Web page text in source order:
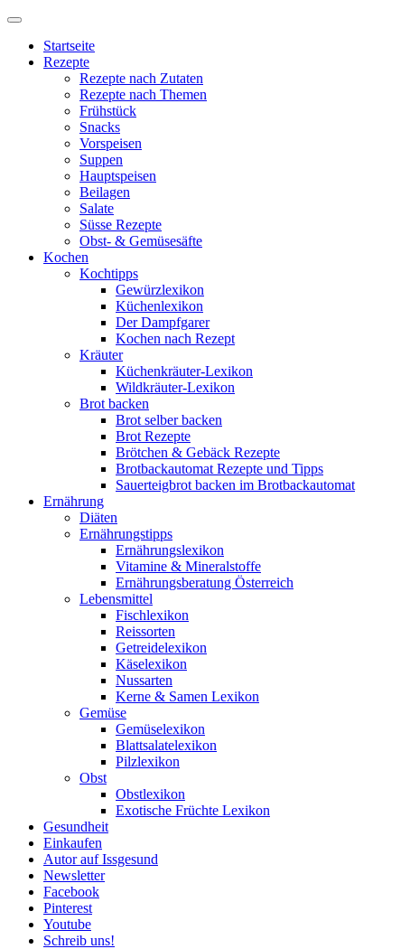
Startseite
Rezepte
Rezepte nach Zutaten
Rezepte nach Themen
Frühstück
Snacks
Vorspeisen
Suppen
Hauptspeisen
Beilagen
Salate
Süsse Rezepte
Obst- & Gemüsesäfte
Kochen
Kochtipps
Gewürzlexikon
Küchenlexikon
Der Dampfgarer
Kochen nach Rezept
Kräuter
Küchenkräuter-Lexikon
Wildkräuter-Lexikon
Brot backen
Brot selber backen
Brot Rezepte
Brötchen & Gebäck Rezepte
Brotbackautomat Rezepte und Tipps
Sauerteigbrot backen im Brotbackautomat
Ernährung
Diäten
Ernährungstipps
Ernährungslexikon
Vitamine & Mineralstoffe
Ernährungsberatung Österreich
Lebensmittel
Fischlexikon
Reissorten
Getreidelexikon
Käselexikon
Nussarten
Kerne & Samen Lexikon
Gemüse
Gemüselexikon
Blattsalatelexikon
Pilzlexikon
Obst
Obstlexikon
Exotische Früchte Lexikon
Gesundheit
Einkaufen
Autor auf Issgesund
Newsletter
Facebook
Pinterest
Youtube
Schreib uns!